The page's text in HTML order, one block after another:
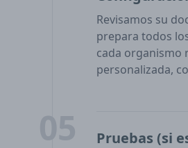
Revisamos su
prepara todos
cada organismo
personalizada,
Pruebas (si